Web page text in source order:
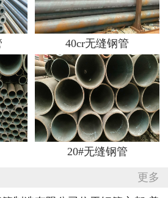
40cr无缝钢管
20#无缝钢管
更多